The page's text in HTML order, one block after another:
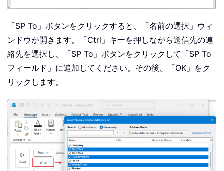
「SP To」ボタンをクリックすると、「名前の選択」ウィ
ンドウが開きます。「Ctrl」キーを押しながら送信先の連
絡先を選択し、「SP To」ボタンをクリックして「SP To
フィールド」に追加してください。その後、「OK」をク
リックします。